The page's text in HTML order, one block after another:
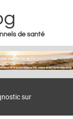
de santé
sur